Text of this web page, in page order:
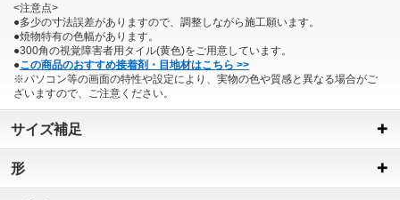
<注意点>
●多少の寸法誤差がありますので、調整しながら施工願います。
●焼物特有の色幅があります。
●300角の視覚障害者用タイル(黄色)をご用意しています。
●この商品のおすすめ接着剤・目地材はこちら >>
※パソコン等の画面の特性や設定により、実物の色や質感と異なる場合がご
ざいますので、ご注意ください。
サイズ補足
形